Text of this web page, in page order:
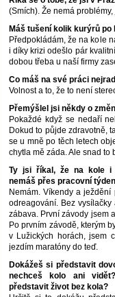
(Smích). Že nemá
Máš tušení kolik kurýrů po
Předpokládám, že na kole
i díky krizi odešlo pár
dobou třeba u naší firmy
Co máš na své práci
Volnost a to, že to není
Přemýšlel jsi někdy o
Pokaždé když se nedaří
Dokud to půjde zdravotně,
se u mně po těch letech
chytla mě záda. Ale snad to
Ty jsi říkal, že na kole i
nemáš přes pracovní
Nemám. Víkendy a
odreagování. Bez vysílačky
zábava. První závody jsem
Po prvním závodě, kterým
v Lužických horách, jsem
jezdím maratóny do teď.
Dokážeš si představit
nechceš kolo ani
představit život bez kola?